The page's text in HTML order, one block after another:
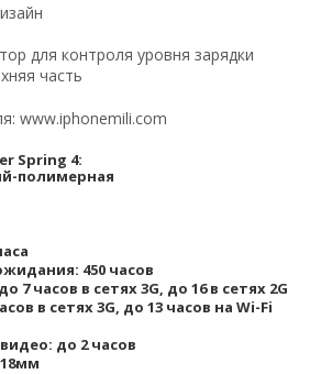
для контроля уровня зарядки
часть
www.iphonemili.com
Spring 4:
полимерная
450 часов
7 часов в сетях 3G, до 16 в сетях 2G
в сетях 3G, до 13 часов на Wi-Fi
до 2 часов